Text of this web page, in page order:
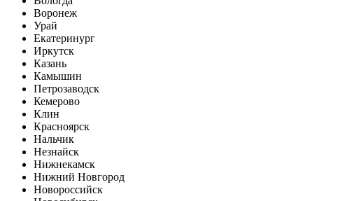
Воронеж
Урай
Екатеринург
Иркутск
Казань
Камышин
Петрозаводск
Кемерово
Клин
Красноярск
Нальчик
Незнайск
Нижнекамск
Нижний Новгород
Новороссийск